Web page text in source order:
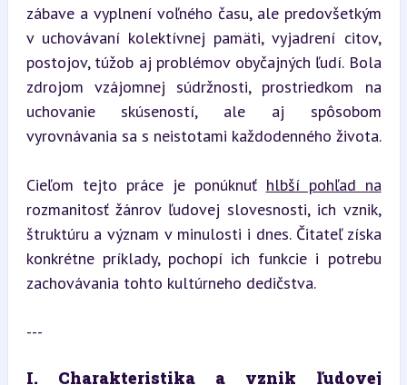
zábave a vyplnení voľného času, ale predovšetkým
v uchovávaní kolektívnej pamäti, vyjadrení citov,
postojov, túžob aj problémov obyčajných ľudí. Bola
zdrojom vzájomnej súdržnosti, prostriedkom na
uchovanie skúseností, ale aj spôsobom
vyrovnávania sa s neistotami každodenného života.
Cieľom tejto práce je ponúknuť hlbší pohľad na
rozmanitosť žánrov ľudovej slovesnosti, ich vznik,
štruktúru a význam v minulosti i dnes. Čitateľ získa
konkrétne príklady, pochopí ich funkcie i potrebu
zachovávania tohto kultúrneho dedičstva.
---
I. Charakteristika a vznik ľudovej